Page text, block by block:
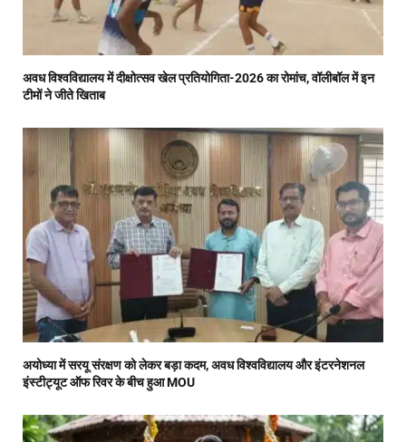
अवध विश्वविद्यालय में दीक्षोत्सव खेल प्रतियोगिता-2026 का रोमांच, वॉलीबॉल में इन
टीमों ने जीते खिताब
अयोध्या में सरयू संरक्षण को लेकर बड़ा कदम, अवध विश्वविद्यालय और इंटरनेशनल
इंस्टीट्यूट ऑफ रिवर के बीच हुआ MOU